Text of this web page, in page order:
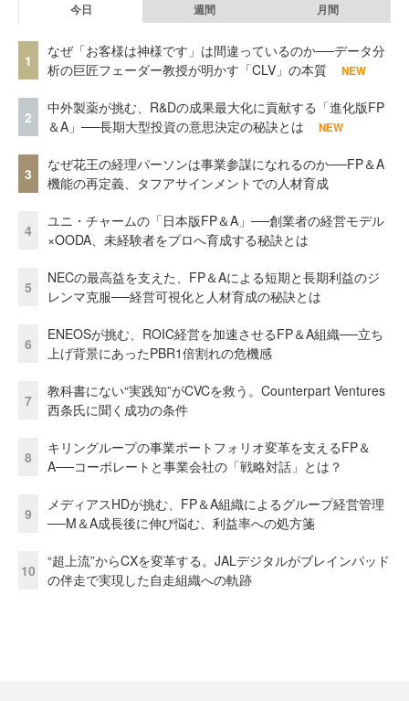
今日 週間 月間
1
なぜ「お客様は神様です」は間違っているのか──データ分
析の巨匠フェーダー教授が明かす「CLV」の本質
NEW
2
中外製薬が挑む、R&Dの成果最大化に貢献する「進化版FP
＆A」──長期大型投資の意思決定の秘訣とは
NEW
3
なぜ花王の経理パーソンは事業参謀になれるのか──FP＆A
機能の再定義、タフアサインメントでの人材育成
4
ユニ・チャームの「日本版FP＆A」──創業者の経営モデル
×OODA、未経験者をプロへ育成する秘訣とは
5
NECの最高益を支えた、FP＆Aによる短期と長期利益のジ
レンマ克服──経営可視化と人材育成の秘訣とは
6
ENEOSが挑む、ROIC経営を加速させるFP＆A組織──立ち
上げ背景にあったPBR1倍割れの危機感
7
教科書にない“実践知”がCVCを救う。Counterpart Ventures
西条氏に聞く成功の条件
8
キリングループの事業ポートフォリオ変革を支えるFP＆
A──コーポレートと事業会社の「戦略対話」とは？
9
メディアスHDが挑む、FP＆A組織によるグループ経営管理
──M＆A成長後に伸び悩む、利益率への処方箋
10
“超上流”からCXを変革する。JALデジタルがブレインパッド
の伴走で実現した自走組織への軌跡